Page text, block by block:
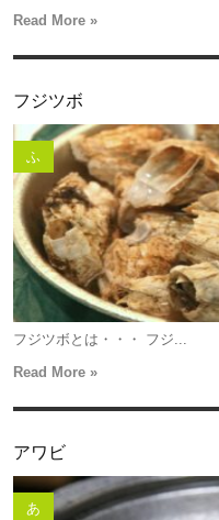
Read More »
フジツボ
ふ
フジツボとは・・・ フジ...
Read More »
アワビ
あ